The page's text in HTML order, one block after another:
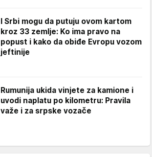
I Srbi mogu da putuju ovom kartom
kroz 33 zemlje: Ko ima pravo na
popust i kako da obiđe Evropu vozom
jeftinije
Rumunija ukida vinjete za kamione i
uvodi naplatu po kilometru: Pravila
važe i za srpske vozače